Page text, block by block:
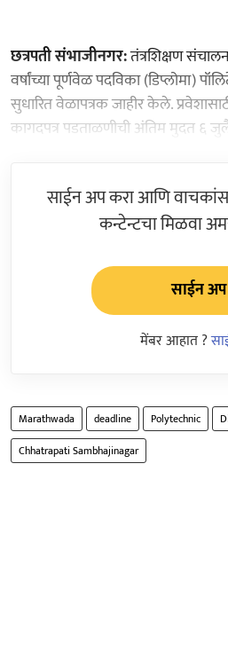
छत्रपती संभाजीनगर:तंत्रशिक्षण
वर्षांच्या पूर्णवेळ पदविका (डिप्लोमा)
सुधारित वेळापत्रक जाहीर केले.
कागदपत्र पडताळणीची अंतिम मुदत ६
साईन अप करा आणि
कन्टेन्टचा मिळवा
साईन अप
मेंबर आहात ?
Marathwada deadline Polytechnic
Chhatrapati Sambhajinagar